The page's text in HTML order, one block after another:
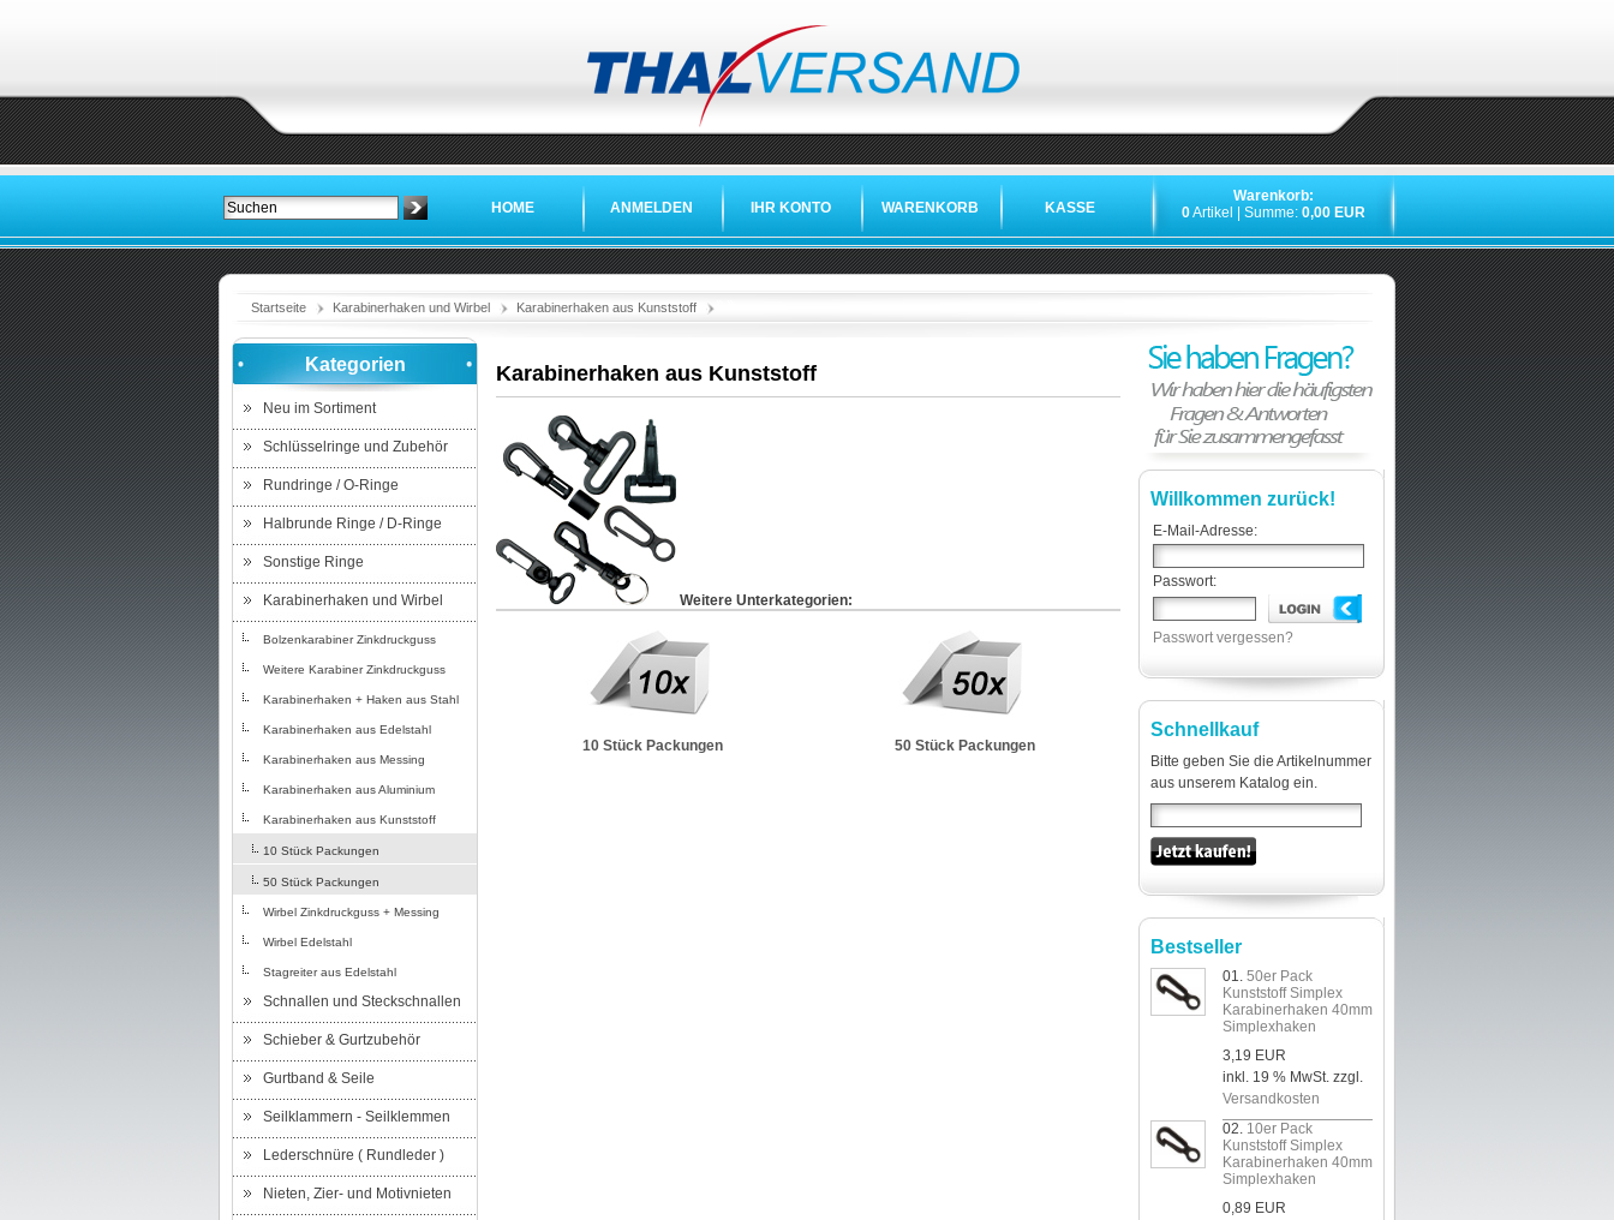
HOME ANMELDEN IHR KONTO WARENKORB KASSE
Warenkorb:
0Artikel | Summe: 0,00 EUR
Startseite Karabinerhaken und Wirbel Karabinerhaken aus Kunststoff
Kategorien
Neu im Sortiment
Schlüsselringe und Zubehör
Rundringe / O-Ringe
Halbrunde Ringe / D-Ringe
Sonstige Ringe
Karabinerhaken und Wirbel
Bolzenkarabiner Zinkdruckguss
Weitere Karabiner Zinkdruckguss
Karabinerhaken + Haken aus Stahl
Karabinerhaken aus Edelstahl
Karabinerhaken aus Messing
Karabinerhaken aus Aluminium
Karabinerhaken aus Kunststoff
10 Stück Packungen
50 Stück Packungen
Wirbel Zinkdruckguss + Messing
Wirbel Edelstahl
Stagreiter aus Edelstahl
Schnallen und Steckschnallen
Schieber & Gurtzubehör
Gurtband & Seile
Seilklammern - Seilklemmen
Lederschnüre ( Rundleder )
Nieten, Zier- und Motivnieten
Karabinerhaken aus Kunststoff
Weitere Unterkategorien:
10 Stück Packungen 50 Stück Packungen
Willkommen zurück!
E-Mail-Adresse:
Passwort:
Passwort vergessen?
Schnellkauf
Bitte geben Sie die Artikelnummer
aus unserem Katalog ein.
Bestseller
01. 50er Pack
Kunststoff Simplex
Karabinerhaken 40mm
Simplexhaken
3,19 EUR
inkl. 19 % MwSt. zzgl.
Versandkosten
02. 10er Pack
Kunststoff Simplex
Karabinerhaken 40mm
Simplexhaken
0,89 EUR